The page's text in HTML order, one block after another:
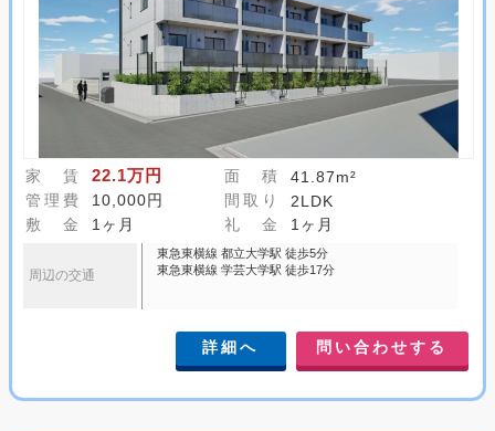
家 賃 22.1万円 面 積
41.87m²
管理費
10,000円 間取り
2LDK
敷 金
1ヶ月 礼 金 1ヶ月
周辺の交通
東急東横線 都立大学駅 徒歩5分
東急東横線 学芸大学駅 徒歩17分
詳細へ 問い合わせする